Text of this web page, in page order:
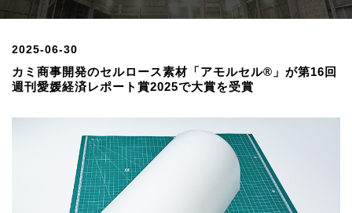
2025-06-30
カミ商事開発のセルロース素材「アモルセル®」が第16回
週刊愛媛経済レポート賞2025で大賞を受賞